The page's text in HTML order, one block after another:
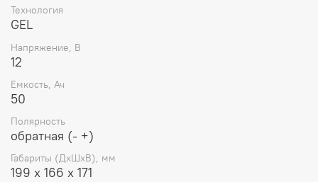
Технология
GEL
Напряжение, В
12
Емкость, Ач
50
Полярность
обратная (- +)
Габариты (ДхШхВ), мм
199 х 166 х 171